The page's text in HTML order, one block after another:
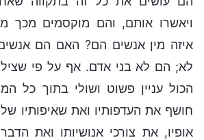
ויאשרו אותם, והם מוקסמים מכך
איזה מין אנשים הם? האם הם
לא; הם לא בני אדם. אף על פי
הכול עניין פשוט ושולי בתוך כל
חושף את העדפותיו ואת שאיפותיו
אופיו, את צורכי אנושיותו ואת